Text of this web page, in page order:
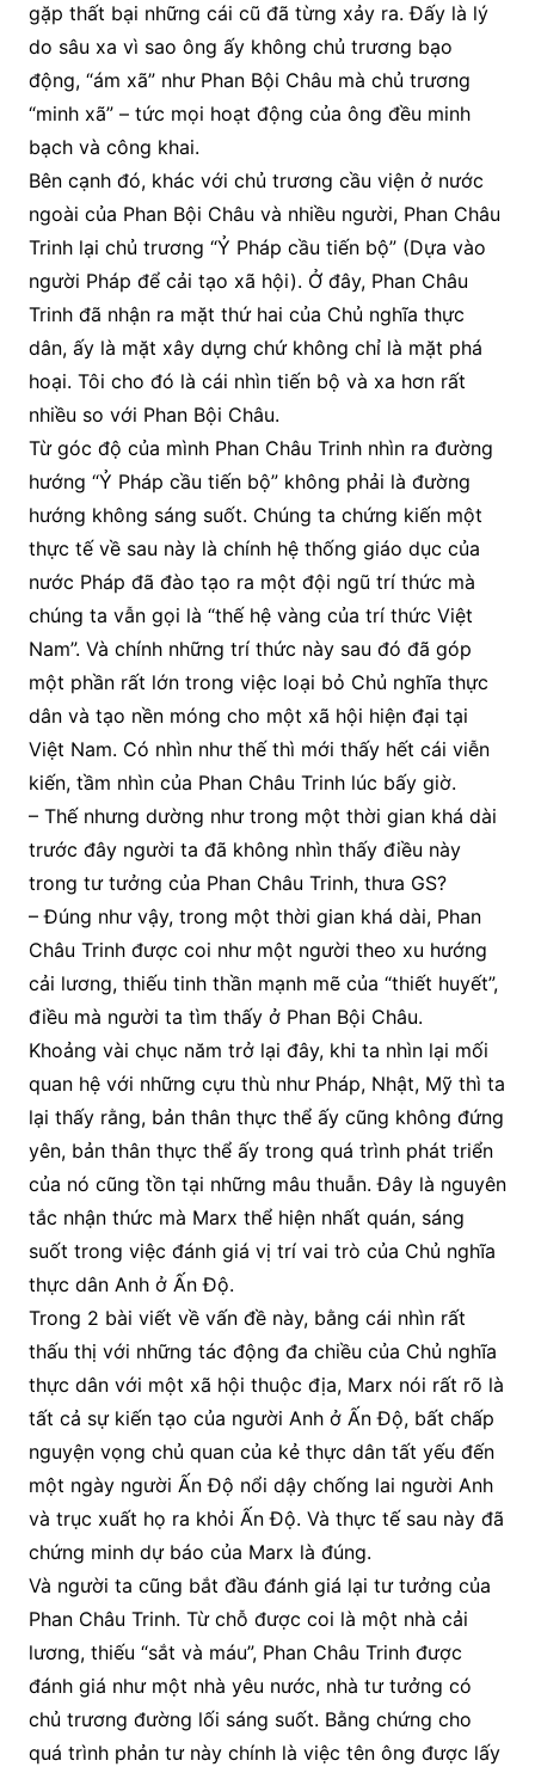
gặp thất bại những cái cũ đã từng xảy ra. Đấy là lý
do sâu xa vì sao ông ấy không chủ trương bạo
động, “ám xã” như Phan Bội Châu mà chủ trương
“minh xã” – tức mọi hoạt động của ông đều minh
bạch và công khai.
Bên cạnh đó, khác với chủ trương cầu viện ở nước
ngoài của Phan Bội Châu và nhiều người, Phan Châu
Trinh lại chủ trương “Ỷ Pháp cầu tiến bộ” (Dựa vào
người Pháp để cải tạo xã hội). Ở đây, Phan Châu
Trinh đã nhận ra mặt thứ hai của Chủ nghĩa thực
dân, ấy là mặt xây dựng chứ không chỉ là mặt phá
hoại. Tôi cho đó là cái nhìn tiến bộ và xa hơn rất
nhiều so với Phan Bội Châu.
Từ góc độ của mình Phan Châu Trinh nhìn ra đường
hướng “Ỷ Pháp cầu tiến bộ” không phải là đường
hướng không sáng suốt. Chúng ta chứng kiến một
thực tế về sau này là chính hệ thống giáo dục của
nước Pháp đã đào tạo ra một đội ngũ trí thức mà
chúng ta vẫn gọi là “thế hệ vàng của trí thức Việt
Nam”. Và chính những trí thức này sau đó đã góp
một phần rất lớn trong việc loại bỏ Chủ nghĩa thực
dân và tạo nền móng cho một xã hội hiện đại tại
Việt Nam. Có nhìn như thế thì mới thấy hết cái viễn
kiến, tầm nhìn của Phan Châu Trinh lúc bấy giờ.
– Thế nhưng dường như trong một thời gian khá dài
trước đây người ta đã không nhìn thấy điều này
trong tư tưởng của Phan Châu Trinh, thưa GS?
– Đúng như vậy, trong một thời gian khá dài, Phan
Châu Trinh được coi như một người theo xu hướng
cải lương, thiếu tinh thần mạnh mẽ của “thiết huyết”,
điều mà người ta tìm thấy ở Phan Bội Châu.
Khoảng vài chục năm trở lại đây, khi ta nhìn lại mối
quan hệ với những cựu thù như Pháp, Nhật, Mỹ thì ta
lại thấy rằng, bản thân thực thể ấy cũng không đứng
yên, bản thân thực thể ấy trong quá trình phát triển
của nó cũng tồn tại những mâu thuẫn. Đây là nguyên
tắc nhận thức mà Marx thể hiện nhất quán, sáng
suốt trong việc đánh giá vị trí vai trò của Chủ nghĩa
thực dân Anh ở Ấn Độ.
Trong 2 bài viết về vấn đề này, bằng cái nhìn rất
thấu thị với những tác động đa chiều của Chủ nghĩa
thực dân với một xã hội thuộc địa, Marx nói rất rõ là
tất cả sự kiến tạo của người Anh ở Ấn Độ, bất chấp
nguyện vọng chủ quan của kẻ thực dân tất yếu đến
một ngày người Ấn Độ nổi dậy chống lai người Anh
và trục xuất họ ra khỏi Ấn Độ. Và thực tế sau này đã
chứng minh dự báo của Marx là đúng.
Và người ta cũng bắt đầu đánh giá lại tư tưởng của
Phan Châu Trinh. Từ chỗ được coi là một nhà cải
lương, thiếu “sắt và máu”, Phan Châu Trinh được
đánh giá như một nhà yêu nước, nhà tư tưởng có
chủ trương đường lối sáng suốt. Bằng chứng cho
quá trình phản tư này chính là việc tên ông được lấy